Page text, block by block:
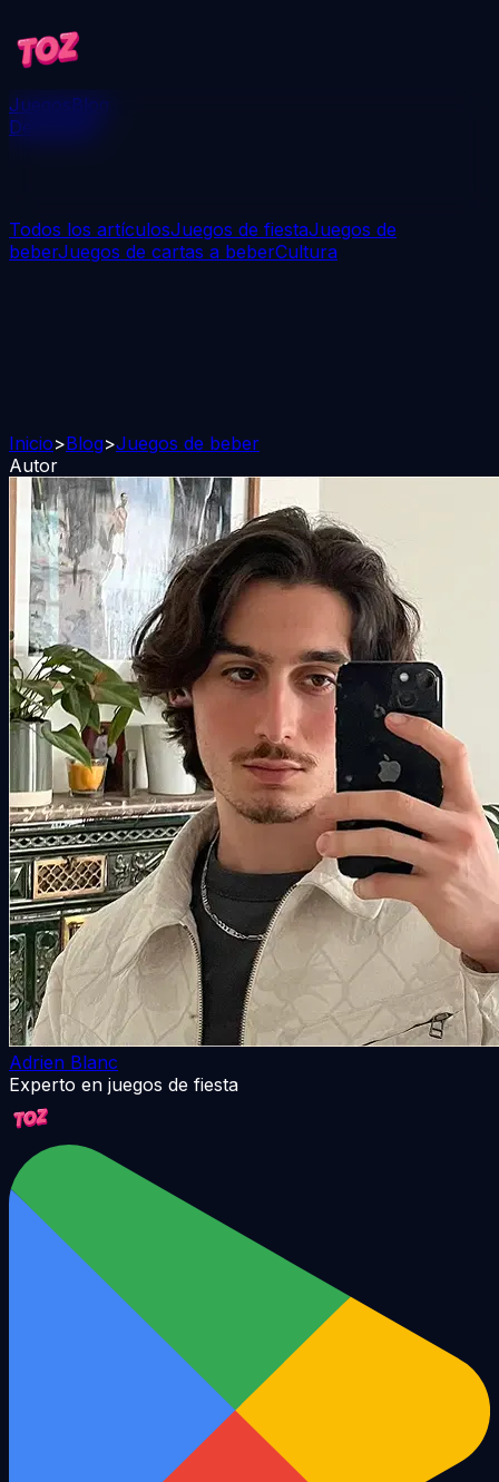
JuegosBlog
Descargar
Todos los artículosJuegos de fiestaJuegos de
beberJuegos de cartas a beberCultura
Inicio>Blog>Juegos de beber
Autor
Adrien Blanc
Experto en juegos de fiesta